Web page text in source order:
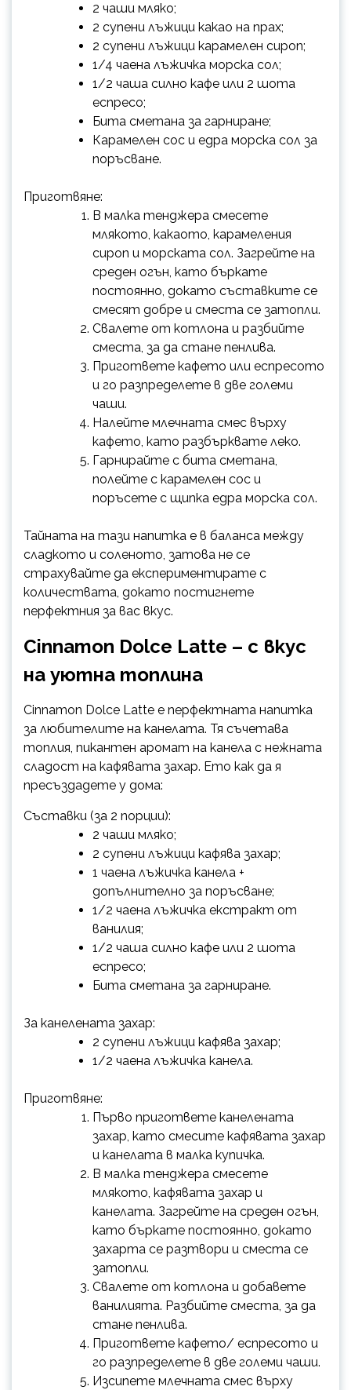
2 чаши мляко;
2 супени лъжици какао на прах;
2 супени лъжици карамелен сироп;
1/4 чаена лъжичка морска сол;
1/2 чаша силно кафе или 2 шота
еспресо;
Бита сметана за гарниране;
Карамелен сос и едра морска сол за
поръсване.
Приготвяне:
В малка тенджера смесете
млякото, какаото, карамеления
сироп и морската сол. Загрейте на
среден огън, като бъркате
постоянно, докато съставките се
смесят добре и сместа се затопли.
Свалете от котлона и разбийте
сместа, за да стане пенлива.
Пригответе кафето или еспресото
и го разпределете в две големи
чаши.
Налейте млечната смес върху
кафето, като разбърквате леко.
Гарнирайте с бита сметана,
полейте с карамелен сос и
поръсете с щипка едра морска сол.
Тайната на тази напитка е в баланса между
сладкото и соленото, затова не се
страхувайте да експериментирате с
количествата, докато постигнете
перфектния за вас вкус.
Cinnamon Dolce Latte – с вкус
на уютна топлина
Cinnamon Dolce Latte е перфектната напитка
за любителите на канелата. Тя съчетава
топлия, пикантен аромат на канела с нежната
сладост на кафявата захар. Ето как да я
пресъздадете у дома:
Съставки (за 2 порции):
2 чаши мляко;
2 супени лъжици кафява захар;
1 чаена лъжичка канела +
допълнително за поръсване;
1/2 чаена лъжичка екстракт от
ванилия;
1/2 чаша силно кафе или 2 шота
еспресо;
Бита сметана за гарниране.
За канелената захар:
2 супени лъжици кафява захар;
1/2 чаена лъжичка канела.
Приготвяне:
Първо пригответе канелената
захар, като смесите кафявата захар
и канелата в малка купичка.
В малка тенджера смесете
млякото, кафявата захар и
канелата. Загрейте на среден огън,
като бъркате постоянно, докато
захарта се разтвори и сместа се
затопли.
Свалете от котлона и добавете
ванилията. Разбийте сместа, за да
стане пенлива.
Пригответе кафето/ еспресото и
го разпределете в две големи чаши.
Изсипете млечната смес върху